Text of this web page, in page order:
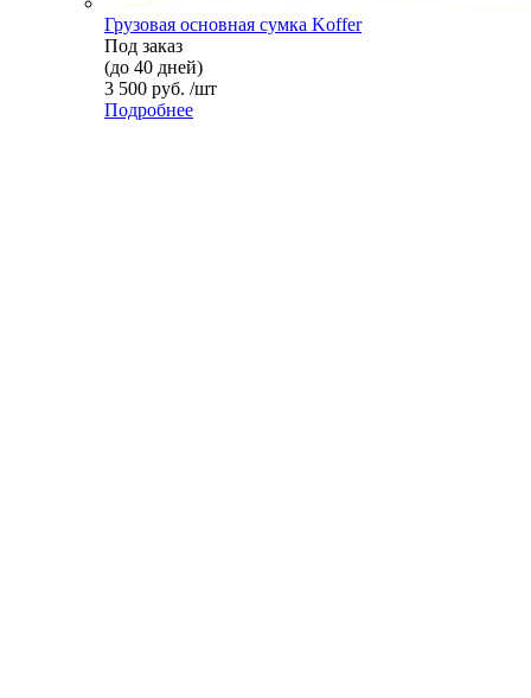
Грузовая основная сумка Koffer
Под заказ
(до 40 дней)
3 500 руб. /шт
Подробнее